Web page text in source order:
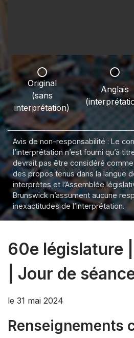
Original
(sans
interprétation)
Anglais
Avis de non-responsabilité : Le
l’interprétation n’est fourni qu’à
devrait pas être considéré
des propos tenus dans la langue
interprètes et l’Assemblée
Brunswick n’assument aucune
inexactitudes de l’interprétation.
60e législature
| Jour de
le 31 mai 2024
Renseignements